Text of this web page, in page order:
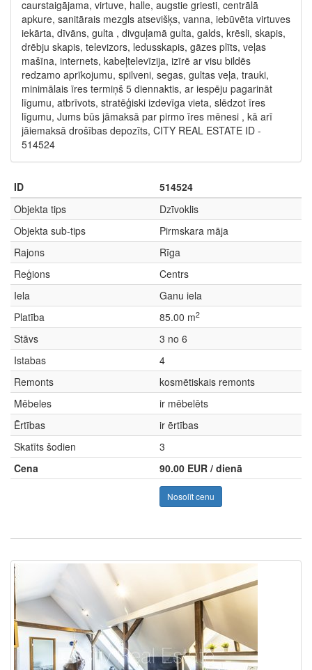
caurstaigājama, virtuve, halle, augstie griesti, centrālā
apkure, sanitārais mezgls atsevišķs, vanna, iebūvēta virtuves
iekārta, dīvāns, gulta , divguļamā gulta, galds, krēsli, skapis,
drēbju skapis, televizors, ledusskapis, gāzes plīts, veļas
mašīna, internets, kabeļtelevīzija, izīrē ar visu bildēs
redzamo aprīkojumu, spilveni, segas, gultas veļa, trauki,
minimālais īres termiņš 5 diennaktis, ar iespēju pagarināt
līgumu, atbrīvots, stratēģiski izdevīga vieta, slēdzot īres
līgumu, Jums būs jāmaksā par pirmo īres mēnesi , kā arī
jāiemaksā drošības depozīts, CITY REAL ESTATE ID -
514524
ID
514524
Objekta tips
Dzīvoklis
Objekta sub-tips
Pirmskara māja
Rajons
Rīga
Reģions
Centrs
Iela
Ganu iela
Platība
85.00 m2
Stāvs
3 no 6
Istabas
4
Remonts
kosmētiskais remonts
Mēbeles
ir mēbelēts
Ērtības
ir ērtības
Skatīts šodien
3
Cena
90.00 EUR / dienā
Nosolīt cenu